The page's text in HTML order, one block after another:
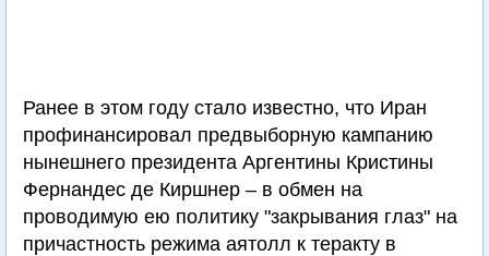
Ранее в этом году стало известно, что Иран
профинансировал предвыборную кампанию
нынешнего президента Аргентины Кристины
Фернандес де Киршнер – в обмен на
проводимую ею политику "закрывания глаз" на
причастность режима аятолл к теракту в